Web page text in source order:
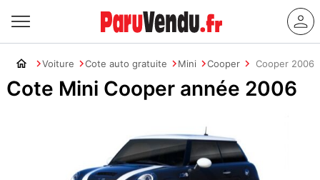
Voiture Cote auto gratuite Mini Cooper Cooper 2006
Cote Mini Cooper année 2006